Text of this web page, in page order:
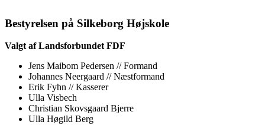
Bestyrelsen på Silkeborg Højskole
Valgt af Landsforbundet FDF
Jens Maibom Pedersen // Formand
Johannes Neergaard // Næstformand
Erik Fyhn // Kasserer
Ulla Visbech
Christian Skovsgaard Bjerre
Ulla Høgild Berg